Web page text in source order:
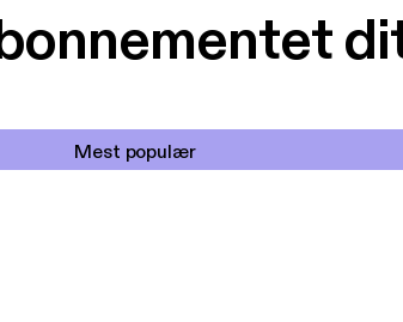
Mest populær